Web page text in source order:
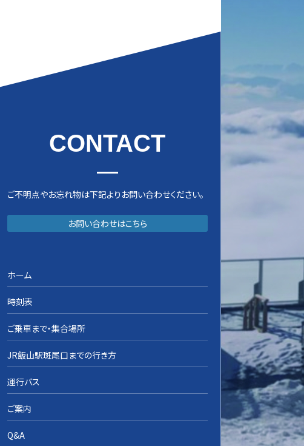
CONTACT
ご不明点やお忘れ物は下記よりお問い合わせください。
お問い合わせはこちら
ホーム
時刻表
ご乗車まで・集合場所
JR飯山駅斑尾口までの行き方
運行バス
ご案内
Q&A